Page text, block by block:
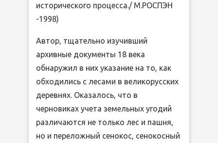
исторического процесса./ М.РОСПЭН
-1998)
Автор, тщательно изучивший
архивные документы 18 века
обнаружил в них указание на то, как
обходились с лесами в великорусских
деревнях. Оказалось, что в
черновиках учета земельных угодий
различаются не только лес и пашня,
но и переложный сенокос, сенокосный